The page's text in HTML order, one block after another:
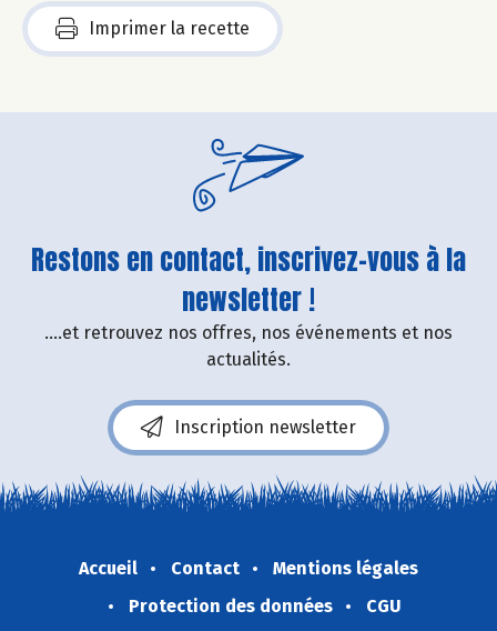
Imprimer la recette
Restons en contact, inscrivez-vous à la
newsletter !
....et retrouvez nos offres, nos événements et nos
actualités.
Inscription newsletter
Accueil Contact
Mentions légales
Protection des données
CGU